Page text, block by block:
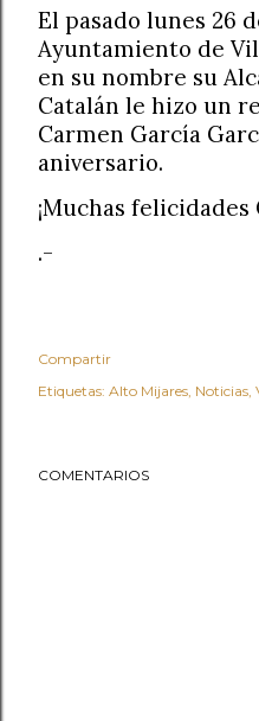
El pasado lunes 26
Ayuntamiento de
en su nombre su
Catalán le hizo un
Carmen García
aniversario.
¡Muchas felicidades
.-
Compartir
Etiquetas: Alto Mijares Noticias
COMENTARIOS